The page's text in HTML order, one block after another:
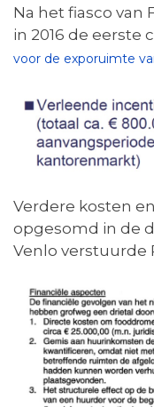
Na het fiasco van
in 2016 de eerste
voor de exporuimte
Verdere kosten
opgesomd in de
Venlo verstuurde